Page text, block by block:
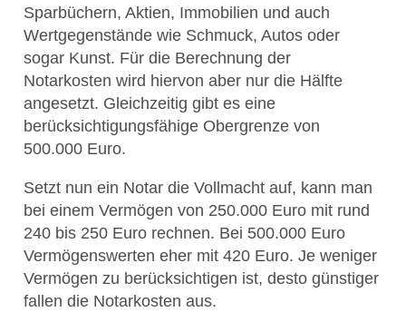
Sparbüchern, Aktien, Immobilien und auch
Wertgegenstände wie Schmuck, Autos oder
sogar Kunst. Für die Berechnung der
Notarkosten wird hiervon aber nur die Hälfte
angesetzt. Gleichzeitig gibt es eine
berücksichtigungsfähige Obergrenze von
500.000 Euro.
Setzt nun ein Notar die Vollmacht auf, kann man
bei einem Vermögen von 250.000 Euro mit rund
240 bis 250 Euro rechnen. Bei 500.000 Euro
Vermögenswerten eher mit 420 Euro. Je weniger
Vermögen zu berücksichtigen ist, desto günstiger
fallen die Notarkosten aus.